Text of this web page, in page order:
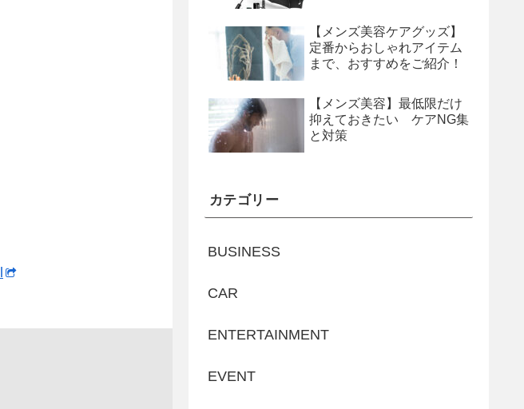
【メンズ美容ケアグッズ】
定番からおしゃれアイテム
まで、おすすめをご紹介！
【メンズ美容】最低限だけ
抑えておきたい ケアNG集
と対策
カテゴリー
BUSINESS
CAR
ENTERTAINMENT
EVENT